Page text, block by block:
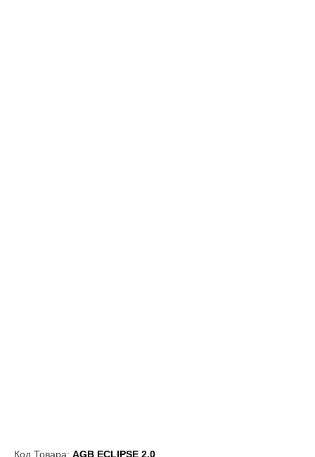
Код Товара: AGB ECLIPSE 2.0